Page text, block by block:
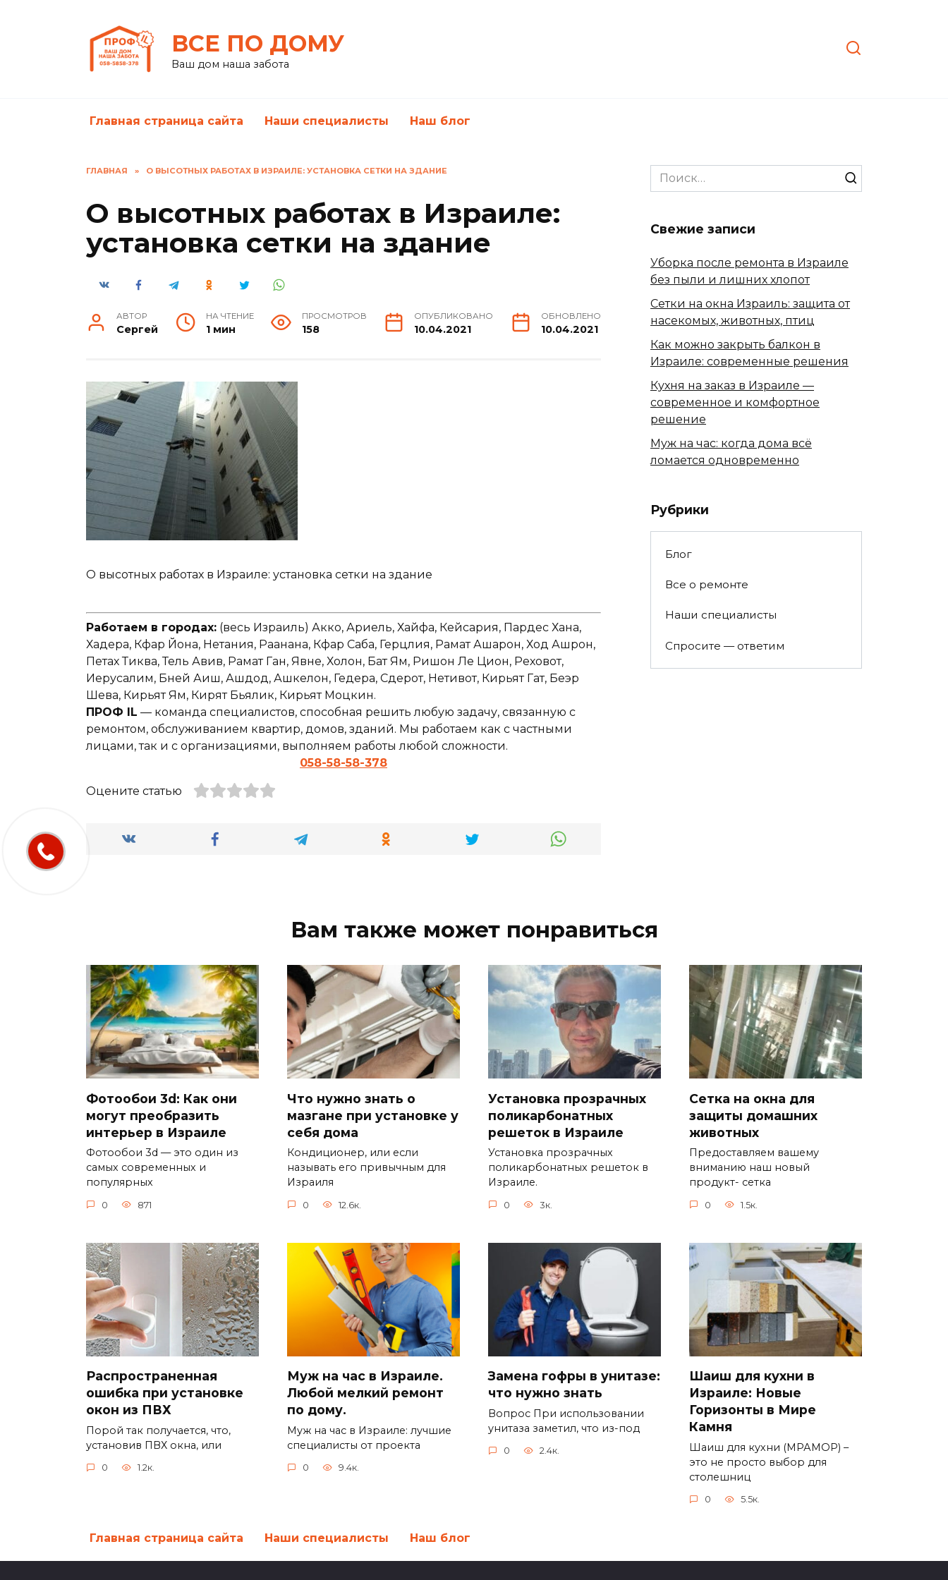
ВСЕ ПО ДОМУ
Ваш дом наша забота
Главная страница сайта Наши специалисты Наш блог
ГЛАВНАЯ » О ВЫСОТНЫХ РАБОТАХ В ИЗРАИЛЕ: УСТАНОВКА СЕТКИ НА ЗДАНИЕ
О высотных работах в Израиле:
установка сетки на здание
АВТОР
Сергей
НА ЧТЕНИЕ
1 мин
ПРОСМОТРОВ
158
ОПУБЛИКОВАНО
10.04.2021
ОБНОВЛЕНО
10.04.2021
О высотных работах в Израиле: установка сетки на здание
Работаем в городах: (весь Израиль) Акко, Ариель, Хайфа, Кейсария, Пардес Хана,
Хадера, Кфар Йона, Нетания, Раанана, Кфар Саба, Герцлия, Рамат Ашарон, Ход Ашрон,
Петах Тиква, Тель Авив, Рамат Ган, Явне, Холон, Бат Ям, Ришон Ле Цион, Реховот,
Иерусалим, Бней Аиш, Ашдод, Ашкелон, Гедера, Сдерот, Нетивот, Кирьят Гат, Беэр
Шева, Кирьят Ям, Кирят Бьялик, Кирьят Моцкин.
ПРОФ IL — команда специалистов, способная решить любую задачу, связанную с
ремонтом, обслуживанием квартир, домов, зданий. Мы работаем как с частными
лицами, так и с организациями, выполняем работы любой сложности.
058-58-58-378
Оцените статью
Search
for:
Свежие записи
Уборка после ремонта в Израиле
без пыли и лишних хлопот
Сетки на окна Израиль: защита от
насекомых, животных, птиц
Как можно закрыть балкон в
Израиле: современные решения
Кухня на заказ в Израиле —
современное и комфортное
решение
Муж на час: когда дома всё
ломается одновременно
Рубрики
Блог
Все о ремонте
Наши специалисты
Спросите — ответим
Вам также может понравиться
Фотообои 3d: Как они
могут преобразить
интерьер в Израиле
Фотообои 3d — это один из
самых современных и
популярных
0 871
Что нужно знать о
мазгане при установке у
себя дома
Кондиционер, или если
называть его привычным для
Израиля
0 12.6к.
Установка прозрачных
поликарбонатных
решеток в Израиле
Установка прозрачных
поликарбонатных решеток в
Израиле.
0 3к.
Сетка на окна для
защиты домашних
животных
Предоставляем вашему
вниманию наш новый
продукт- сетка
0 1.5к.
Распространенная
ошибка при установке
окон из ПВХ
Порой так получается, что,
установив ПВХ окна, или
0 1.2к.
Муж на час в Израиле.
Любой мелкий ремонт
по дому.
Муж на час в Израиле: лучшие
специалисты от проекта
0 9.4к.
Замена гофры в унитазе:
что нужно знать
Вопрос При использовании
унитаза заметил, что из-под
0 2.4к.
Шаиш для кухни в
Израиле: Новые
Горизонты в Мире
Камня
Шаиш для кухни (МРАМОР) –
это не просто выбор для
столешниц
0 5.5к.
Главная страница сайта Наши специалисты Наш блог